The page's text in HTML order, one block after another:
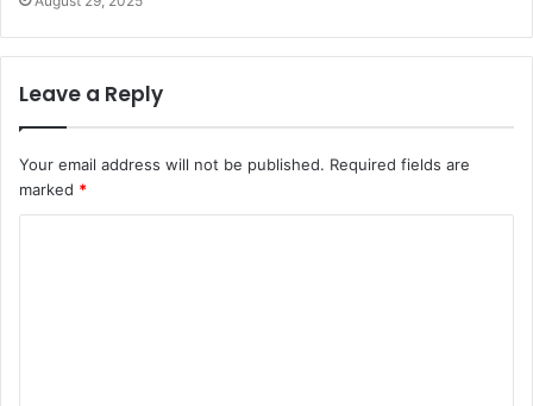
Leave a Reply
Your email address will not be published. Required fields are
marked *